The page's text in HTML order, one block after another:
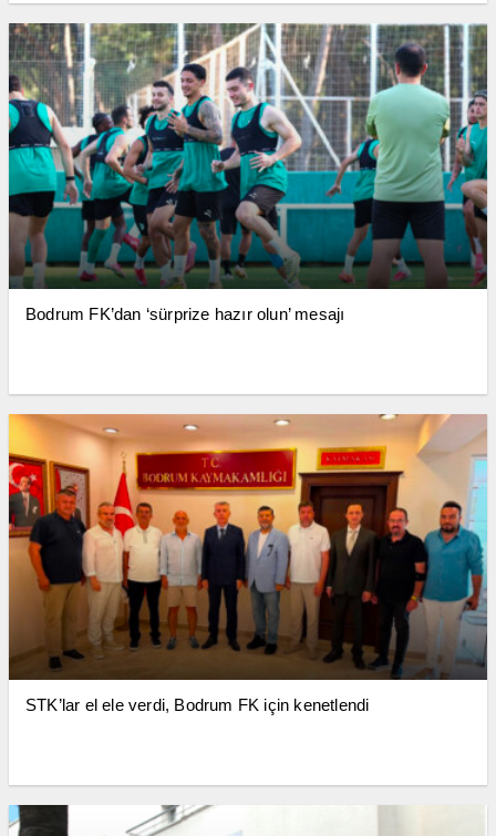
Bodrum FK’dan ‘sürprize hazır olun’ mesajı
STK’lar el ele verdi, Bodrum FK için kenetlendi